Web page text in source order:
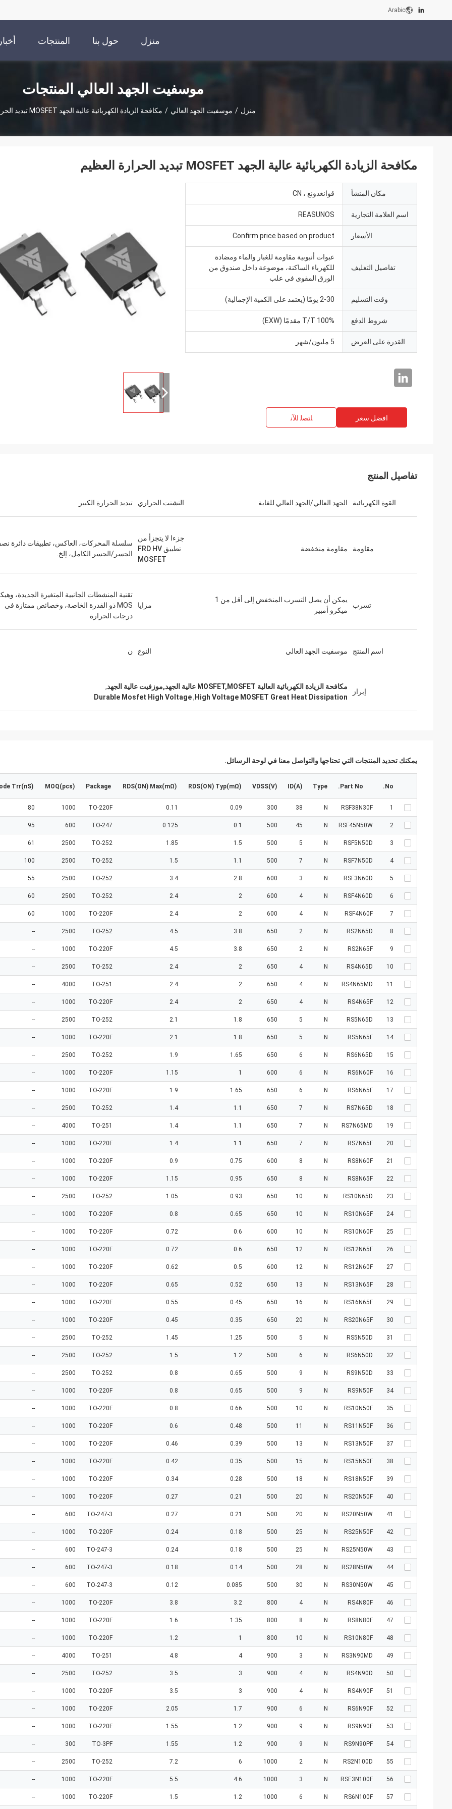
Arabic
منزل حول بنا المنتجات
موسفيت الجهد العالي المنتجات
منزل / موسفيت الجهد العالي / مكافحة الزيادة الكهربائية عالية الجهد MOSFET تبديد الحرارة العظيم
مكافحة الزيادة الكهربائية عالية الجهد MOSFET تبديد الحرارة العظيم
مكان المنشأ قوانغدونغ ، CN
اسم العلامة التجارية REASUNOS
الأسعار Confirm price based on product
تفاصيل التغليف
عبوات أنبوبية مقاومة للغبار والماء ومضادة
للكهرباء الساكنة، موضوعة داخل صندوق من
الورق المقوى في علب
وقت التسليم 2-30 يومًا (يعتمد على الكمية الإجمالية)
شروط الدفع 100% T/T مقدمًا (EXW)
القدرة على العرض 5 مليون/شهر
افضل سعر ﺎﺘﺼﻟ ﺍﻶﻧ
تفاصيل المنتج
القوة الكهربائية الجهد العالي/الجهد العالي للغاية التشتت الحراري تبديد الحرارة الكبير
مقاومة مقاومة منخفضة
جزءا لا يتجزأ من
تطبيق FRD HV
MOSFET
سلسلة المحركات، العاكس، تطبيقات دائرة
الجسر/الجسر الكامل، إلخ.
تسرب
يمكن أن يصل التسرب المنخفض إلى أقل من 1
ميكرو أمبير
مزايا
تقنية المنشطات الجانبية المتغيرة الجديدة،
MOS ذو القدرة الخاصة، وخصائص ممتازة في
درجات الحرارة
اسم المنتج موسفيت الجهد العالي النوع ن
إبراز
مكافحة الزيادة الكهربائية العالية MOSFET,MOSFET عالية الجهد,موزفيت عالية الجهد
,
High Voltage MOSFET Great Heat Dissipation
,
Durable Mosfet High Voltage
يمكنك تحديد المنتجات التي تحتاجها والتواصل معنا في لوحة الرسائل.
No.
Part No.
Type
ID(A)
VDSS(V)
RDS(ON) Typ(mΩ)
RDS(ON) Max(mΩ)
Package
MOQ(pcs)
Trr(nS)
1
RSF38N30F
N
38
300
0.09
0.11
TO-220F
1000
80
2
RSF45N50W
N
45
500
0.1
0.125
TO-247
600
95
3
RSF5N50D
N
5
500
1.5
1.85
TO-252
2500
61
4
RSF7N50D
N
7
500
1.1
1.5
TO-252
2500
100
5
RSF3N60D
N
3
600
2.8
3.4
TO-252
2500
55
6
RSF4N60D
N
4
600
2
2.4
TO-252
2500
60
7
RSF4N60F
N
4
600
2
2.4
TO-220F
1000
60
8
RS2N65D
N
2
650
3.8
4.5
TO-252
2500
--
9
RS2N65F
N
2
650
3.8
4.5
TO-220F
1000
--
10
RS4N65D
N
4
650
2
2.4
TO-252
2500
--
11
RS4N65MD
N
4
650
2
2.4
TO-251
4000
--
12
RS4N65F
N
4
650
2
2.4
TO-220F
1000
--
13
RS5N65D
N
5
650
1.8
2.1
TO-252
2500
--
14
RS5N65F
N
5
650
1.8
2.1
TO-220F
1000
--
15
RS6N65D
N
6
650
1.65
1.9
TO-252
2500
--
16
RS6N60F
N
6
600
1
1.15
TO-220F
1000
--
17
RS6N65F
N
6
650
1.65
1.9
TO-220F
1000
--
18
RS7N65D
N
7
650
1.1
1.4
TO-252
2500
--
19
RS7N65MD
N
7
650
1.1
1.4
TO-251
4000
--
20
RS7N65F
N
7
650
1.1
1.4
TO-220F
1000
--
21
RS8N60F
N
8
600
0.75
0.9
TO-220F
1000
--
22
RS8N65F
N
8
650
0.95
1.15
TO-220F
1000
--
23
RS10N65D
N
10
650
0.93
1.05
TO-252
2500
--
24
RS10N65F
N
10
650
0.65
0.8
TO-220F
1000
--
25
RS10N60F
N
10
600
0.6
0.72
TO-220F
1000
--
26
RS12N65F
N
12
650
0.6
0.72
TO-220F
1000
--
27
RS12N60F
N
12
600
0.5
0.62
TO-220F
1000
--
28
RS13N65F
N
13
650
0.52
0.65
TO-220F
1000
--
29
RS16N65F
N
16
650
0.45
0.55
TO-220F
1000
--
30
RS20N65F
N
20
650
0.35
0.45
TO-220F
1000
--
31
RS5N50D
N
5
500
1.25
1.45
TO-252
2500
--
32
RS6N50D
N
6
500
1.2
1.5
TO-252
2500
--
33
RS9N50D
N
9
500
0.65
0.8
TO-252
2500
--
34
RS9N50F
N
9
500
0.65
0.8
TO-220F
1000
--
35
RS10N50F
N
10
500
0.66
0.8
TO-220F
1000
--
36
RS11N50F
N
11
500
0.48
0.6
TO-220F
1000
--
37
RS13N50F
N
13
500
0.39
0.46
TO-220F
1000
--
38
RS15N50F
N
15
500
0.35
0.42
TO-220F
1000
--
39
RS18N50F
N
18
500
0.28
0.34
TO-220F
1000
--
40
RS20N50F
N
20
500
0.21
0.27
TO-220F
1000
--
41
RS20N50W
N
20
500
0.21
0.27
TO-247-3
600
--
42
RS25N50F
N
25
500
0.18
0.24
TO-220F
1000
--
43
RS25N50W
N
25
500
0.18
0.24
TO-247-3
600
--
44
RS28N50W
N
28
500
0.14
0.18
TO-247-3
600
--
45
RS30N50W
N
30
500
0.085
0.12
TO-247-3
600
--
46
RS4N80F
N
4
800
3.2
3.8
TO-220F
1000
--
47
RS8N80F
N
8
800
1.35
1.6
TO-220F
1000
--
48
RS10N80F
N
10
800
1
1.2
TO-220F
1000
--
49
RS3N90MD
N
3
900
4
4.8
TO-251
4000
--
50
RS4N90D
N
4
900
3
3.5
TO-252
2500
--
51
RS4N90F
N
4
900
3
3.5
TO-220F
1000
--
52
RS6N90F
N
6
900
1.7
2.05
TO-220F
1000
--
53
RS9N90F
N
9
900
1.2
1.55
TO-220F
1000
--
54
RS9N90PF
N
9
900
1.2
1.55
TO-3PF
300
--
55
RS2N100D
N
2
1000
6
7.2
TO-252
2500
--
56
RSE3N100F
N
3
1000
4.6
5.5
TO-220F
1000
--
57
RS6N100F
N
6
1000
1.2
1.5
TO-220F
1000
--